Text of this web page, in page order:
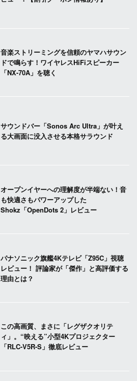
音楽ストリーミングを信頼のヤマハサウン
ドで鳴らす！ワイヤレスHiFiスピーカー
「NX-70A」を聴く
サウンドバー「Sonos Arc Ultra」が叶え
る大画面に没入させる本格サラウンド
オープンイヤーへの理解度が半端ない！音
も快適さもパワーアップした
Shokz「OpenDots 2」レビュー
パナソニック旗艦4Kテレビ「Z95C」視聴
レビュー！ 評論家が「傑作」と高評価する
理由とは？
この高画質、まさに「レグザクオリテ
ィ」。“映える”小型4Kプロジェクター
「RLC-V5R-S」徹底レビュー